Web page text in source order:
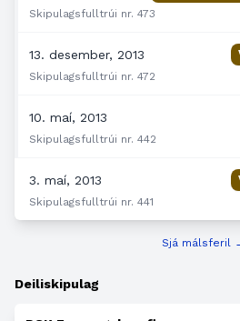
Skipulagsfulltrúi nr. 473
13. desember, 2013
Skipulagsfulltrúi nr. 472
10. maí, 2013
Skipulagsfulltrúi nr. 442
3. maí, 2013
Skipulagsfulltrúi nr. 441
Sjá málsferil
Deiliskipulag